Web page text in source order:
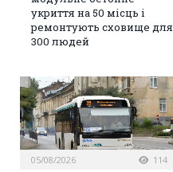
укриття на 50 місць і
ремонтують сховище для
300 людей
05/08/2026 114